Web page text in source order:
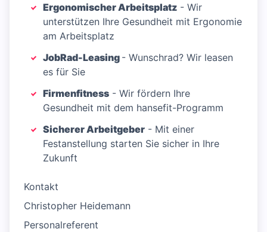
Ergonomischer Arbeitsplatz - Wir
unterstützen Ihre Gesundheit mit Ergonomie
am Arbeitsplatz
JobRad-Leasing - Wunschrad? Wir leasen
es für Sie
Firmenfitness - Wir fördern Ihre
Gesundheit mit dem hansefit-Programm
Sicherer Arbeitgeber - Mit einer
Festanstellung starten Sie sicher in Ihre
Zukunft
Kontakt
Christopher Heidemann
Personalreferent